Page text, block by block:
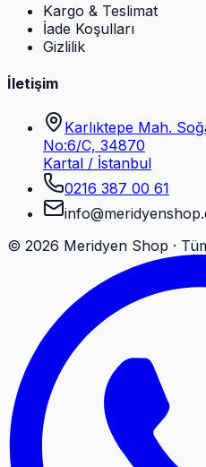
Kargo & Teslimat
İade Koşulları
Gizlilik
İletişim
Karlıktepe Mah.
No:6/C, 34870
Kartal / İstanbul
0216 387 00 61
© 2026 Meridyen Shop ·